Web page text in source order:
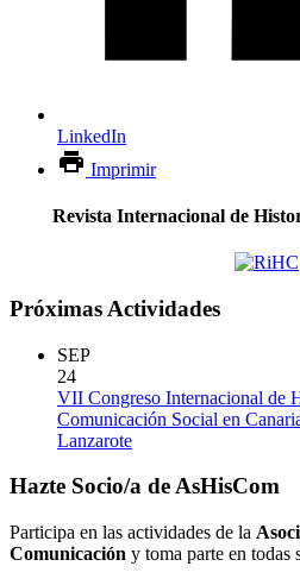
LinkedIn
Imprimir
Revista Internacional de
Próximas Actividades
SEP
24
VII Congreso Internacional de
Comunicación Social en
Lanzarote
Hazte Socio/a de AsHisCom
Participa en las actividades de la
Comunicación y toma parte en todas